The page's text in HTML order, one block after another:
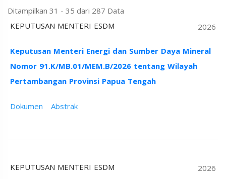
Ditampilkan 31 - 35 dari 287 Data
KEPUTUSAN MENTERI ESDM
2026
Keputusan Menteri Energi dan Sumber Daya Mineral
Nomor 91.K/MB.01/MEM.B/2026 tentang Wilayah
Pertambangan Provinsi Papua Tengah
Dokumen Abstrak
KEPUTUSAN MENTERI ESDM 2026